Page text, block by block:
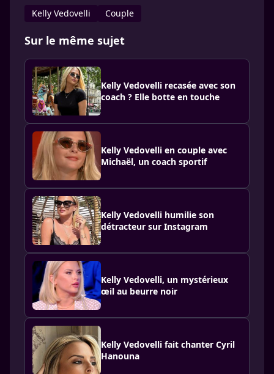
Kelly Vedovelli
Couple
Sur le même sujet
Kelly Vedovelli recasée avec son
coach ? Elle botte en touche
Kelly Vedovelli en couple avec
Michaël, un coach sportif
Kelly Vedovelli humilie son
détracteur sur Instagram
Kelly Vedovelli, un mystérieux
œil au beurre noir
Kelly Vedovelli fait chanter Cyril
Hanouna